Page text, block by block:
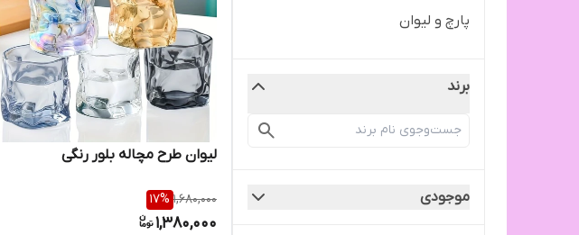
پارچ و لیوان
برند
موجودی
لیوان طرح مچاله بلور رنگی
1,680,000
17%
1,380,000